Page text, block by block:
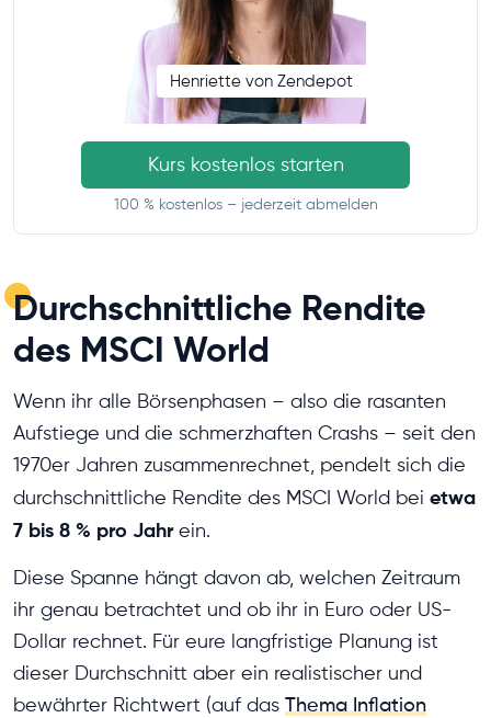
Henriette von Zendepot
Kurs kostenlos starten
100 % kostenlos – jederzeit abmelden
Durchschnittliche Rendite
des MSCI World
Wenn ihr alle Börsenphasen – also die rasanten
Aufstiege und die schmerzhaften Crashs – seit den
1970er Jahren zusammenrechnet, pendelt sich die
durchschnittliche Rendite des MSCI World bei etwa
7 bis 8 % pro Jahrein.
Diese Spanne hängt davon ab, welchen Zeitraum
ihr genau betrachtet und ob ihr in Euro oder US-
Dollar rechnet. Für eure langfristige Planung ist
dieser Durchschnitt aber ein realistischer und
bewährter Richtwert (auf das Thema Inflation